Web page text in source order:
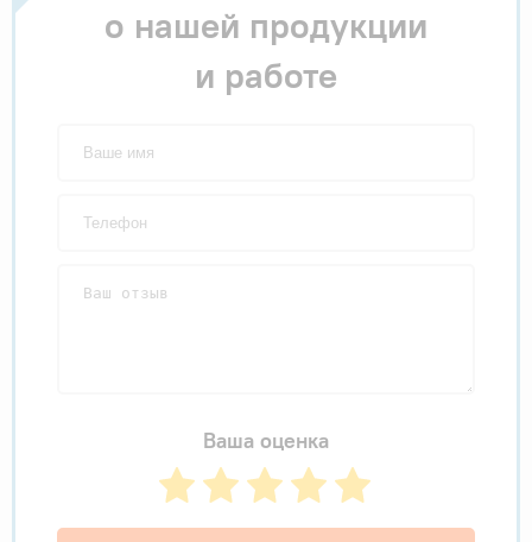
о нашей продукции
и работе
Ваша оценка